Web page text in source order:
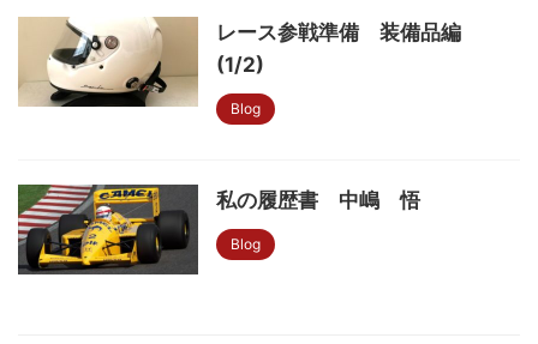
レース参戦準備 装備品編
(1/2)
Blog
私の履歴書 中嶋 悟
Blog